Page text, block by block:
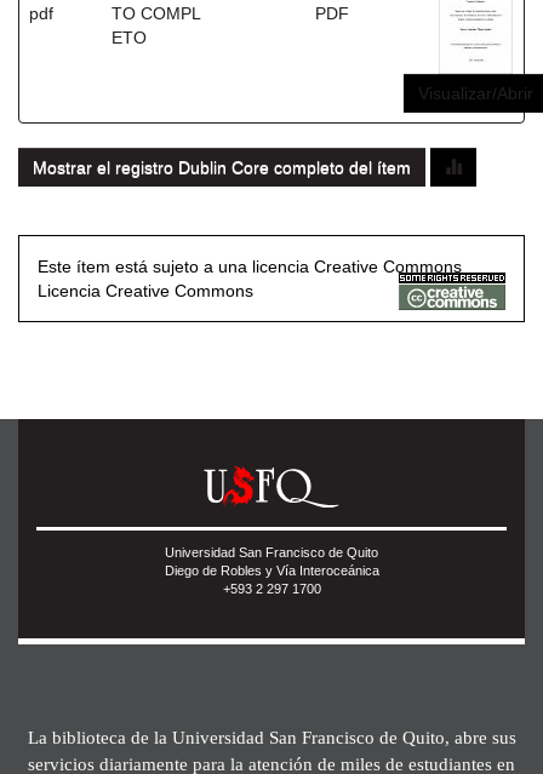
pdf
TO COMPL
ETO
PDF
Visualizar/Abrir
Mostrar el registro Dublin Core completo del ítem
Este ítem está sujeto a una licencia Creative Commons
Licencia Creative Commons
Universidad San Francisco de Quito
Diego de Robles y Vía Interoceánica
+593 2 297 1700
La biblioteca de la Universidad San Francisco de Quito, abre sus
servicios diariamente para la atención de miles de estudiantes en